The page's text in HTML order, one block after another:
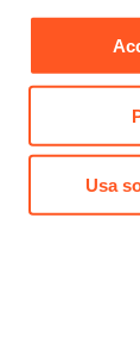
Usa